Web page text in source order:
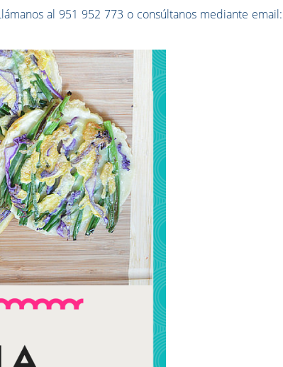
al 951 952 773 o consúltanos mediante email: